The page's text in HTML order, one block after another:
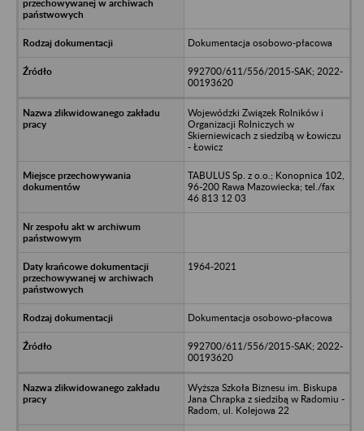
Dokumentacja osobowo-płacowa
992700/611/556/2015-SAK; 2022-
00193620
Wojewódzki Związek Rolników i
Organizacji Rolniczych w
Skierniewicach z siedzibą w Łowiczu
- Łowicz
TABULUS Sp. z o.o.; Konopnica 102,
96-200 Rawa Mazowiecka; tel./fax
46 813 12 03
1964-2021
Dokumentacja osobowo-płacowa
992700/611/556/2015-SAK; 2022-
00193620
Wyższa Szkoła Biznesu im. Biskupa
Jana Chrapka z siedzibą w Radomiu -
Radom, ul. Kolejowa 22